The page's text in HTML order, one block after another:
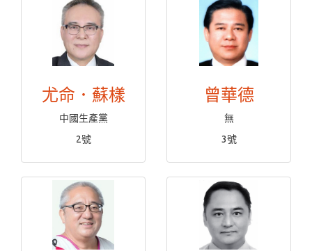
尤命．蘇樣
中國生產黨
2號
曾華德
無
3號